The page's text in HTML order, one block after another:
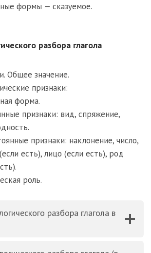
формы — сказуемое.
разбора глагола
Общее значение.
признаки:
форма.
признаки: вид, спряжение,
признаки: наклонение, число,
есть), лицо (если есть), род
роль.
разбора глагола в